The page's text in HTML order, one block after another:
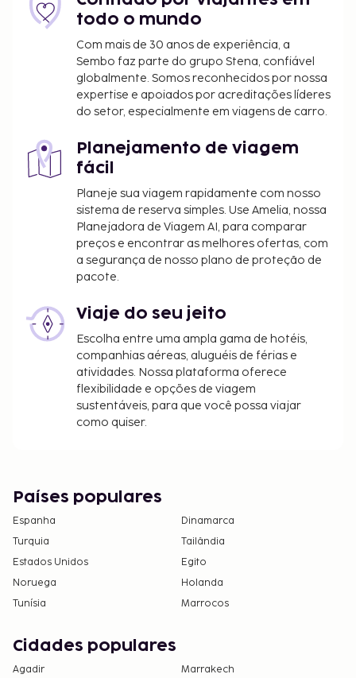
Há estacionamento no local.
Tarifa de estacionamento: 8 EUR por dia
Estadia de animais de estimação: 19 EUR por
animal, por noite
Os animais de serviço estão isentos de taxas
Cama desdobrável: 20 EUR por noite
os depósitos podem não incluir impostos e estão
sujeitos a alterações.
todo o mundo
Com mais de 30 anos de experiência, a
Sembo faz parte do grupo Stena, confiável
globalmente. Somos reconhecidos por nossa
expertise e apoiados por acreditações líderes
do setor, especialmente em viagens de carro.
Planejamento de viagem
fácil
Planeje sua viagem rapidamente com nosso
sistema de reserva simples. Use Amelia, nossa
Planejadora de Viagem AI, para comparar
preços e encontrar as melhores ofertas, com
a segurança de nosso plano de proteção de
pacote.
Viaje do seu jeito
Escolha entre uma ampla gama de hotéis,
companhias aéreas, aluguéis de férias e
atividades. Nossa plataforma oferece
flexibilidade e opções de viagem
sustentáveis, para que você possa viajar
como quiser.
Países populares
Espanha
Dinamarca
Turquia
Tailândia
Estados Unidos
Egito
Noruega
Holanda
Tunísia
Marrocos
Cidades populares
Agadir
Marrakech